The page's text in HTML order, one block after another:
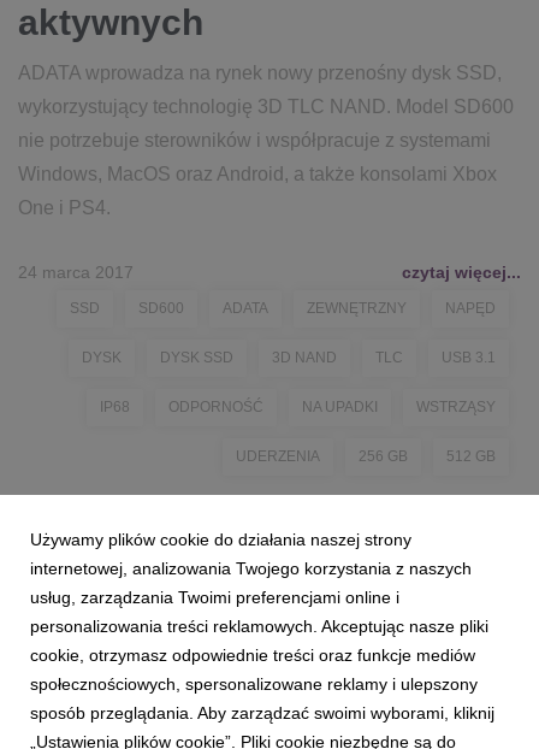
aktywnych
ADATA wprowadza na rynek nowy przenośny dysk SSD,
wykorzystujący technologię 3D TLC NAND. Model SD600
nie potrzebuje sterowników i współpracuje z systemami
Windows, MacOS oraz Android, a także konsolami Xbox
One i PS4.
24 marca 2017 czytaj więcej...
SSD SD600 ADATA ZEWNĘTRZNY NAPĘD
DYSK DYSK SSD 3D NAND TLC USB 3.1
IP68 ODPORNOŚĆ NA UPADKI WSTRZĄSY
UDERZENIA 256 GB 512 GB
Używamy plików cookie do działania naszej strony
internetowej, analizowania Twojego korzystania z naszych
usług, zarządzania Twoimi preferencjami online i
personalizowania treści reklamowych. Akceptując nasze pliki
cookie, otrzymasz odpowiednie treści oraz funkcje mediów
społecznościowych, spersonalizowane reklamy i ulepszony
sposób przeglądania. Aby zarządzać swoimi wyborami, kliknij
„Ustawienia plików cookie”. Pliki cookie niezbędne są do